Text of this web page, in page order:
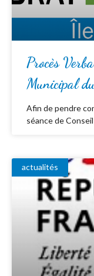
Procès
Municipal
Afin de pendre
séance de
actualités